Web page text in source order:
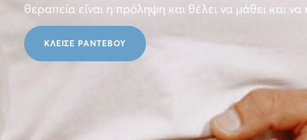
θεραπεία είναι η πρόληψη και θέλει να μάθει και να
ΚΛΕΙΣΕ ΡΑΝΤΕΒΟΥ